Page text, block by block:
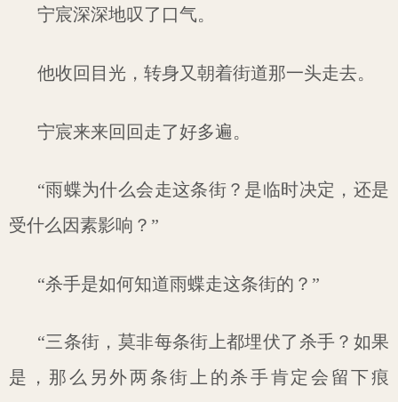
宁宸深深地叹了口气。
他收回目光，转身又朝着街道那一头走去。
宁宸来来回回走了好多遍。
“雨蝶为什么会走这条街？是临时决定，还是
受什么因素影响？”
“杀手是如何知道雨蝶走这条街的？”
“三条街，莫非每条街上都埋伏了杀手？如果
是，那么另外两条街上的杀手肯定会留下痕